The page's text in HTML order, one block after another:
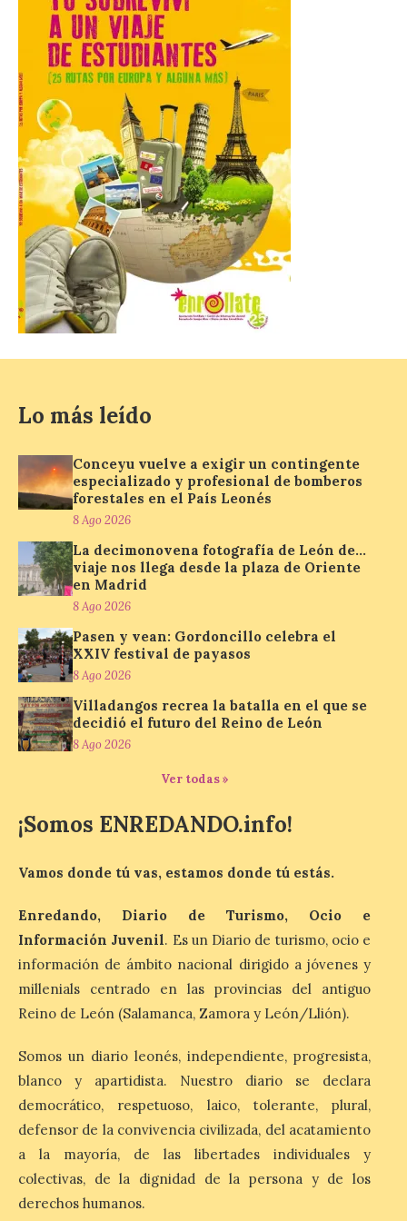
Arbeyal el día del eclipse a
partir de las 19.00 horas.
8 Ago 2026
Incide en que el eclipse se
verá desde múltiples
puntos de la ciudad, por lo
que no será necesario
desplazarse y se
recomienda no acudir a Gijón/Xixón en
coche ni usarlo ese día. Los accesos a
la Campa Torres y La […]
La decimonovena
fotografía de León de…
viaje nos llega desde la
plaza de Oriente en
8 Ago 2026
Nueva edición de León
de…viaje. Una iniciativa
organizado por la sección
Enróllate, la Asociación
Conceyu País Llionés y el Diario de
Turismo, Ocio e Información para
jóvenes “Enredando.info”. Pilar Aller Aller
nos envía la décimo […]
Los minerales y sus usos
más comunes centran la
nueva exposición del
Museo de la Siderurgia y
la Minería de Sabero
La exposición que se
inaugurará el sábado día 8
media de la mañana,
durante la ‘Feria de
León’, podrá visitarse hasta finales del
mes de noviembre, con […]
La Bañeza inicia sus
fiestas con el pregón a
Matilla
8 Ago 2026
El Ayuntamiento de La
Bañeza designa a Arturo
Martínez Matilla como
pregonero de las Fiestas
2026. Tendrá lugar este
Lo más leído
Conceyu vuelve a exigir un contingente
especializado y profesional de bomberos
forestales en el País Leonés
8 Ago 2026
La decimonovena fotografía de León de…
viaje nos llega desde la plaza de Oriente
en Madrid
8 Ago 2026
Pasen y vean: Gordoncillo celebra el
XXIV festival de payasos
8 Ago 2026
Villadangos recrea la batalla en el que se
decidió el futuro del Reino de León
8 Ago 2026
Ver todas »
¡Somos ENREDANDO.info!
Vamos donde tú vas, estamos donde tú estás.
Enredando, Diario de Turismo, Ocio e
Información Juvenil. Es un Diario de turismo, ocio e
información de ámbito nacional dirigido a jóvenes y
millenials centrado en las provincias del antiguo
Reino de León (Salamanca, Zamora y León/Llión).
Somos un diario leonés, independiente, progresista,
blanco y apartidista. Nuestro diario se declara
democrático, respetuoso, laico, tolerante, plural,
defensor de la convivencia civilizada, del acatamiento
a la mayoría, de las libertades individuales y
colectivas, de la dignidad de la persona y de los
derechos humanos.